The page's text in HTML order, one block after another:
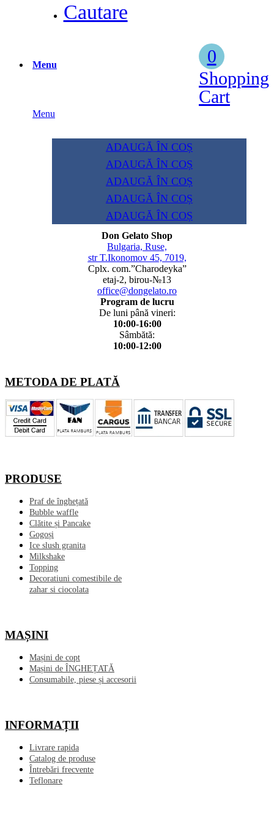
Cautare
Menu
Menu
0
Shopping
Cart
ADAUGĂ ÎN COȘ
ADAUGĂ ÎN COȘ
ADAUGĂ ÎN COȘ
ADAUGĂ ÎN COȘ
ADAUGĂ ÎN COȘ
Don Gelato Shop
Bulgaria, Ruse,
str T.Ikonomov 45, 7019,
Cplx. com.”Charodeyka”
etaj-2, birou-№13
office@dongelato.ro
Program de lucru
De luni până vineri:
10:00-16:00
Sâmbătă:
10:00-12:00
METODA DE PLATĂ
PRODUSE
Praf de înghețată
Bubble waffle
Clătite și Pancake
Gogoși
Ice slush granita
Milkshake
Topping
Decoratiuni comestibile de
zahar si ciocolata
MAȘINI
Mașini de copt
Mașini de ÎNGHEȚATĂ
Consumabile, piese și accesorii
INFORMAȚII
Livrare rapida
Catalog de produse
Întrebări frecvente
Teflonare